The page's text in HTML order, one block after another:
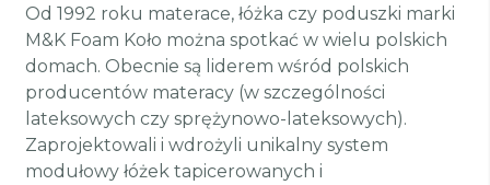
Od 1992 roku materace, łóżka czy poduszki marki
M&K Foam Koło można spotkać w wielu polskich
domach. Obecnie są liderem wśród polskich
producentów materacy (w szczególności
lateksowych czy sprężynowo-lateksowych).
Zaprojektowali i wdrożyli unikalny system
modułowy łóżek tapicerowanych i